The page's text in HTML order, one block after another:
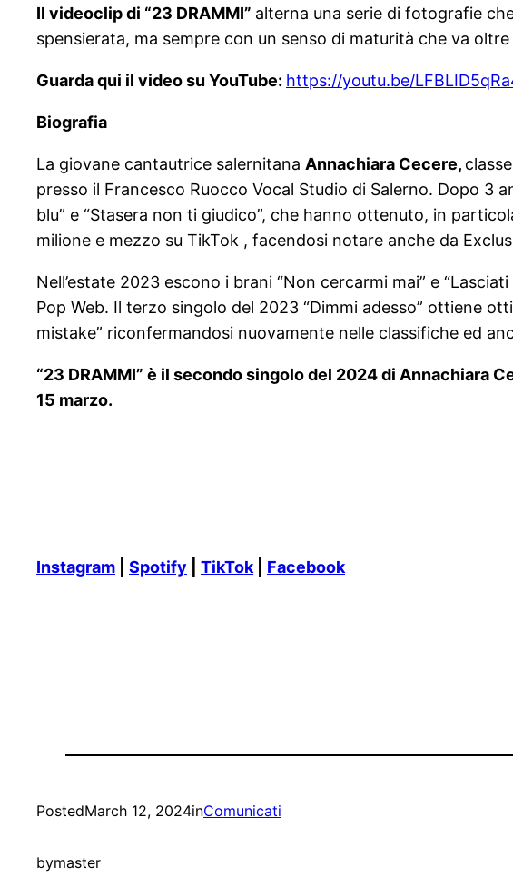
Il videoclip di “23 DRAMMI” alterna una serie di fotografie
spensierata, ma sempre con un senso di maturità che va
Guarda qui il video su YouTube: https://youtu.be/
Biografia
La giovane cantautrice salernitana Annachiara Cecere,
presso il Francesco Ruocco Vocal Studio di Salerno. Dopo 3
blu” e “Stasera non ti giudico”, che hanno ottenuto, in
milione e mezzo su TikTok , facendosi notare anche da
Nell’estate 2023 escono i brani “Non cercarmi mai” e
Pop Web. Il terzo singolo del 2023 “Dimmi adesso” ottiene
mistake” riconfermandosi nuovamente nelle classifiche ed
“23 DRAMMI” è il secondo singolo del 2024 di
15 marzo.
Instagram Spotify TikTok| Facebook
PostedMarch 12, 2024inComunicati
bymaster